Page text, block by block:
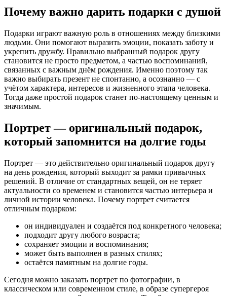
Почему важно дарить подарки с душой
Подарки играют важную роль в отношениях между близкими
людьми. Они помогают выразить эмоции, показать заботу и
укрепить дружбу. Правильно выбранный подарок другу
становится не просто предметом, а частью воспоминаний,
связанных с важным днём рождения. Именно поэтому так
важно выбирать презент не спонтанно, а осознанно — с
учётом характера, интересов и жизненного этапа человека.
Тогда даже простой подарок станет по-настоящему ценным и
значимым.
Портрет — оригинальный подарок,
который запомнится на долгие годы
Портрет — это действительно оригинальный подарок другу
на день рождения, который выходит за рамки привычных
решений. В отличие от стандартных вещей, он не теряет
актуальности со временем и становится частью интерьера и
личной истории человека. Почему портрет считается
отличным подарком:
он индивидуален и создаётся под конкретного человека;
подходит другу любого возраста;
сохраняет эмоции и воспоминания;
может быть выполнен в разных стилях;
остаётся памятным на долгие годы.
Сегодня можно заказать портрет по фотографии, в
классическом или современном стиле, в образе супергероя